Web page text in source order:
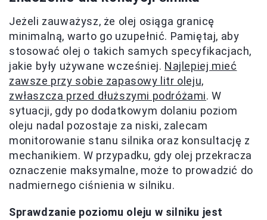
Jeżeli zauważysz, że olej osiąga granicę
minimalną, warto go uzupełnić. Pamiętaj, aby
stosować olej o takich samych specyfikacjach,
jakie były używane wcześniej. Najlepiej mieć
zawsze przy sobie zapasowy litr oleju,
zwłaszcza przed dłuższymi podróżami. W
sytuacji, gdy po dodatkowym dolaniu poziom
oleju nadal pozostaje za niski, zalecam
monitorowanie stanu silnika oraz konsultację z
mechanikiem. W przypadku, gdy olej przekracza
oznaczenie maksymalne, może to prowadzić do
nadmiernego ciśnienia w silniku.
Sprawdzanie poziomu oleju w silniku jest